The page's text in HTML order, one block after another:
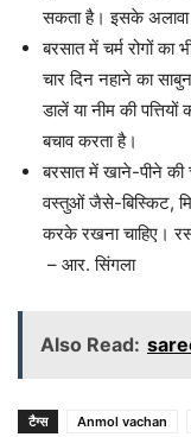
सकता है। इसके अलावा
बरसात में चर्म रोगों
चार दिन नहाने का
डालें या नीम की
बचाव करता है।
बरसात में खाने-पीने की
वस्तुओं जैसे-बिस्किट,
करके रखना चाहिए।
– आर. सिंगला
Also Read:
टैग्स Anmol vachan